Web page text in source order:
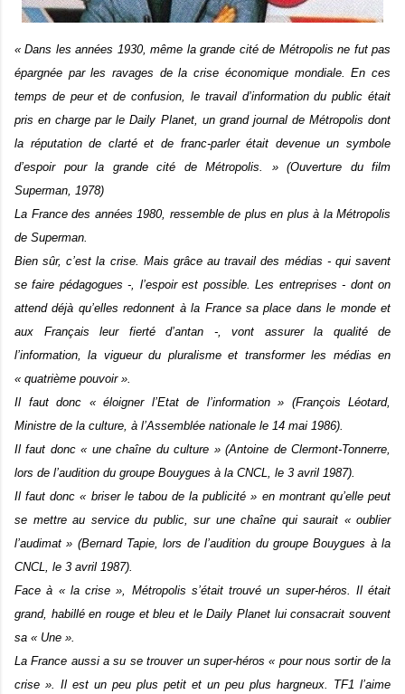
« Dans les années 1930, même la grande cité de Métropolis ne fut pas
épargnée par les ravages de la crise économique mondiale. En ces
temps de peur et de confusion, le travail d’information du public était
pris en charge par le Daily Planet, un grand journal de Métropolis dont
la réputation de clarté et de franc-parler était devenue un symbole
d’espoir pour la grande cité de Métropolis. » (Ouverture du film
Superman, 1978)
La France des années 1980, ressemble de plus en plus à la Métropolis
de Superman.
Bien sûr, c’est la crise. Mais grâce au travail des médias - qui savent
se faire pédagogues -, l’espoir est possible. Les entreprises - dont on
attend déjà qu’elles redonnent à la France sa place dans le monde et
aux Français leur fierté d’antan -, vont assurer la qualité de
l’information, la vigueur du pluralisme et transformer les médias en
« quatrième pouvoir ».
Il faut donc « éloigner l’Etat de l’information » (François Léotard,
Ministre de la culture, à l’Assemblée nationale le 14 mai 1986).
Il faut donc « une chaîne du culture » (Antoine de Clermont-Tonnerre,
lors de l’audition du groupe Bouygues à la CNCL, le 3 avril 1987).
Il faut donc « briser le tabou de la publicité » en montrant qu’elle peut
se mettre au service du public, sur une chaîne qui saurait « oublier
l’audimat » (Bernard Tapie, lors de l’audition du groupe Bouygues à la
CNCL, le 3 avril 1987).
Face à « la crise », Métropolis s’était trouvé un super-héros. Il était
grand, habillé en rouge et bleu et le Daily Planet lui consacrait souvent
sa « Une ».
La France aussi a su se trouver un super-héros « pour nous sortir de la
crise ». Il est un peu plus petit et un peu plus hargneux. TF1 l’aime